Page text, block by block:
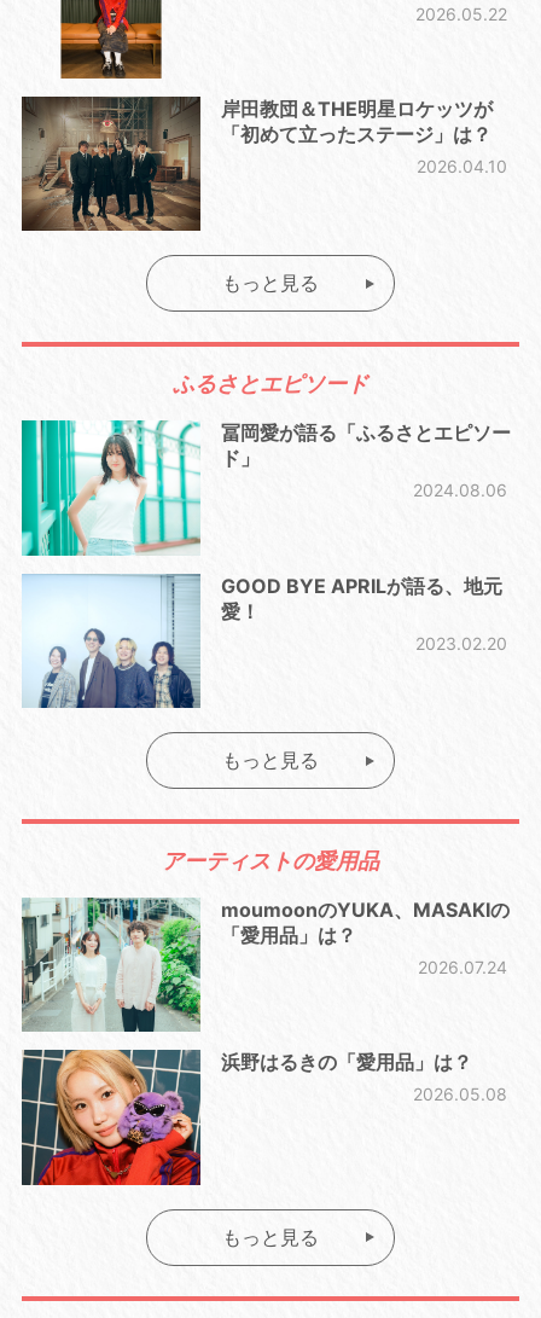
2026.05.22
岸田教団＆THE明星ロケッツが
「初めて立ったステージ」は？
2026.04.10
もっと見る
ふるさとエピソード
冨岡愛が語る「ふるさとエピソー
ド」
2024.08.06
GOOD BYE APRILが語る、地元
愛！
2023.02.20
もっと見る
アーティストの愛用品
moumoonのYUKA、MASAKIの
「愛用品」は？
2026.07.24
浜野はるきの「愛用品」は？
2026.05.08
もっと見る